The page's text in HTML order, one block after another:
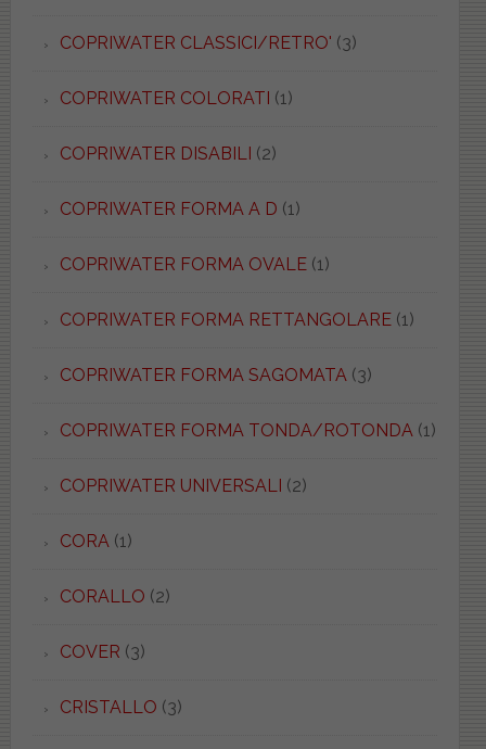
COPRIWATER CLASSICI/RETRO' (3)
COPRIWATER COLORATI (1)
COPRIWATER DISABILI (2)
COPRIWATER FORMA A D (1)
COPRIWATER FORMA OVALE(1)
COPRIWATER FORMA RETTANGOLARE(1)
COPRIWATER FORMA SAGOMATA(3)
COPRIWATER FORMA TONDA/ROTONDA(1)
COPRIWATER UNIVERSALI (2)
CORA(1)
CORALLO (2)
COVER (3)
CRISTALLO (3)